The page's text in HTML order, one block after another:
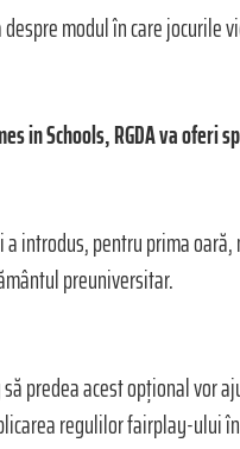
modul în care
in Schools, RGDA va
introdus, pentru prima
preuniversitar.
predea acest opțional vor
regulilor fairplay-ului